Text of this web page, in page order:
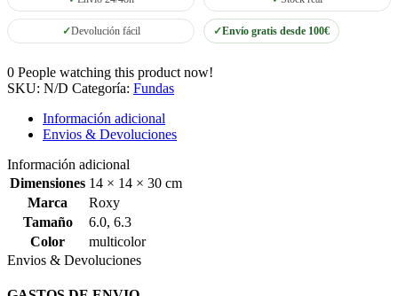
Devolución fácil Envío gratis desde 100€
0 People watching this product now!
SKU: N/D Categoría: Fundas
Información adicional
Envios & Devoluciones
Información adicional
Dimensiones 14 × 14 × 30 cm
Marca
Roxy
Tamaño
6.0, 6.3
Color
multicolor
Envios & Devoluciones